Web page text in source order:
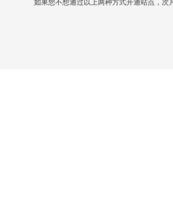
如果您不想通过以上两种方式开通站点，次